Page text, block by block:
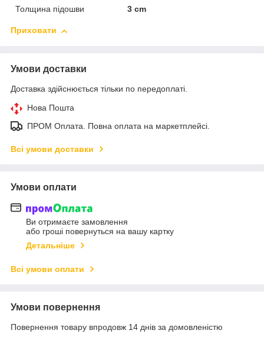
Толщина підошви
3 cm
Приховати
Умови доставки
Доставка здійснюється тільки по передоплаті.
Нова Пошта
ПРОМ Оплата. Повна оплата на маркетплейсі.
Всі умови доставки
Умови оплати
Ви отримаєте замовлення
або гроші повернуться на вашу картку
Детальніше
Всі умови оплати
Умови повернення
Повернення товару впродовж 14 днів за домовленістю